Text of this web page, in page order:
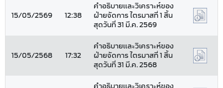
15/05/2569 12:38
คำอธิบายและวิเคราะห์ของ
ฝ่ายจัดการ ไตรมาสที่ 1 สิ้น
สุดวันที่ 31 มี.ค. 2569
15/05/2568 17:32
คำอธิบายและวิเคราะห์ของ
ฝ่ายจัดการ ไตรมาสที่ 1 สิ้น
สุดวันที่ 31 มี.ค. 2568